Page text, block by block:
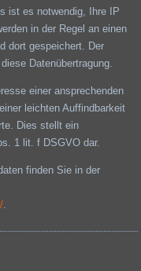
ist es notwendig, Ihre IP
in der Regel an einen
dort gespeichert. Der
Datenübertragung.
einer ansprechenden
leichten Auffindbarkeit
Dies stellt ein
1 lit. f DSGVO dar.
finden Sie in der
.